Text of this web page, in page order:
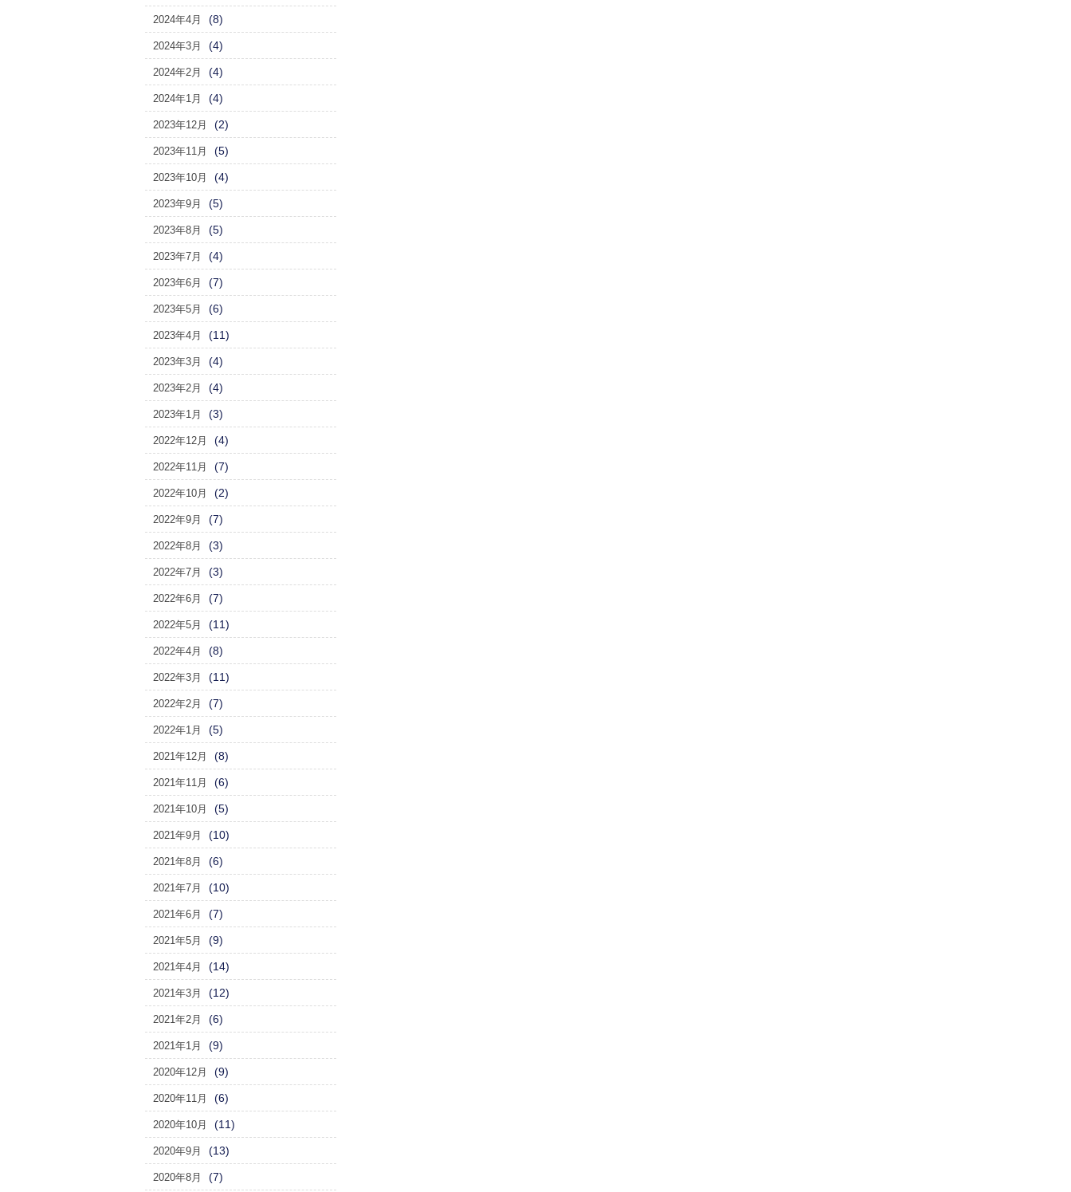
2024年4月 (8)
2024年3月 (4)
2024年2月 (4)
2024年1月 (4)
2023年12月 (2)
2023年11月 (5)
2023年10月 (4)
2023年9月 (5)
2023年8月 (5)
2023年7月 (4)
2023年6月 (7)
2023年5月 (6)
2023年4月 (11)
2023年3月 (4)
2023年2月 (4)
2023年1月 (3)
2022年12月 (4)
2022年11月 (7)
2022年10月 (2)
2022年9月 (7)
2022年8月 (3)
2022年7月 (3)
2022年6月 (7)
2022年5月 (11)
2022年4月 (8)
2022年3月 (11)
2022年2月 (7)
2022年1月 (5)
2021年12月 (8)
2021年11月 (6)
2021年10月 (5)
2021年9月 (10)
2021年8月 (6)
2021年7月 (10)
2021年6月 (7)
2021年5月 (9)
2021年4月 (14)
2021年3月 (12)
2021年2月 (6)
2021年1月 (9)
2020年12月 (9)
2020年11月 (6)
2020年10月 (11)
2020年9月 (13)
2020年8月 (7)